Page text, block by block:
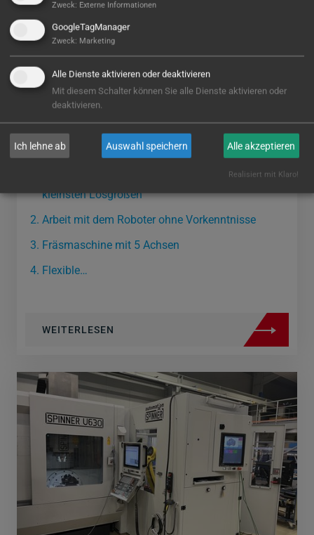
Aquacut GmbH
ANFORDERUNG:
Automatisierte Fertigung von Frästeilen ab
kleinsten Losgrößen
Arbeit mit dem Roboter ohne Vorkenntnisse
Fräsmaschine mit 5 Achsen
Flexible…
WEITERLESEN
Zweck: Externe Informationen
GoogleTagManager
Zweck: Marketing
Alle Dienste aktivieren oder deaktivieren
Mit diesem Schalter können Sie alle Dienste aktivieren oder
deaktivieren.
Ich lehne ab Auswahl speichern Alle akzeptieren
Realisiert mit Klaro!